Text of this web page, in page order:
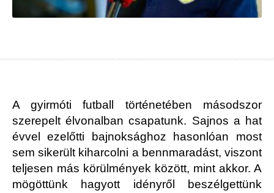
A gyirmóti futball történetében másodszor
szerepelt élvonalban csapatunk. Sajnos a hat
évvel ezelőtti bajnoksághoz hasonlóan most
sem sikerült kiharcolni a bennmaradást, viszont
teljesen más körülmények között, mint akkor. A
mögöttünk hagyott idényről beszélgettünk